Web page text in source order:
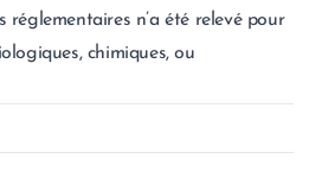
réglementaires n’a été relevé pour
chimiques, ou